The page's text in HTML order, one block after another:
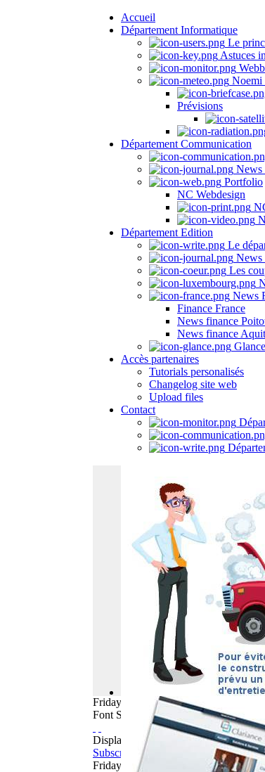
Accueil
Département Informatique
Le
Astuces
Noemi
Prévisions
Département Communication
News
Portfolio
NC Webdesign
Département Edition
Le
News
Les
News
Finance France
News finance
News finance
Accès partenaires
Tutorials personalisés
Changelog site web
Upload files
Contact
Friday August 2026
Font Size
Displaying items by tag: animaux
Subscribe to this RSS feed
Friday, 05 October 2012 06:26